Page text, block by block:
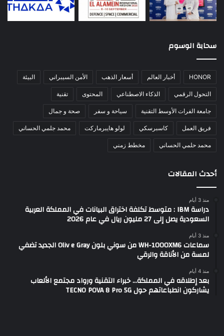
سحابة الوسوم
HONOR أخبار العالم أسعار الذهب الأمن السيبراني البيئة
التحول الرقمي الذكاء الاصطناعي المحتوى تقنية
جامعة الفرات الأوسط التقنية سياحة و سفر صحة و جمال
فريق العمل كاسبرسكي لولو هايبرماركت محمد جلمي الحساني
محمد حلمي الحساني مخطط زمني
أحدث المقالات
منذ 3 أيام
دراسة IBM : متوسط تكلفة اختراق البيانات في المملكة العربية
السعودية يصل إلى 27 مليون ريال في عام 2026
منذ 3 أيام
سماعات WH-1000XM6 من سوني بلون Oliv e Gray الجديد تضفي
لمسة من الأناقة والرقي
منذ 4 أيام
بعد إطلاقه في المملكة… خبراء التقنية ورواد مجتمع الألعاب
يشاركون انطباعاتهم حول TECNO POVA 8 Pro 5G